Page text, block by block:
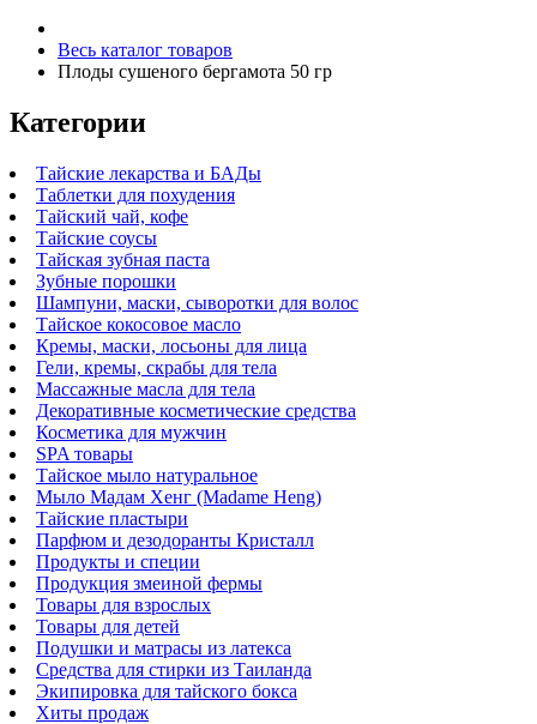
Весь каталог товаров
Плоды сушеного бергамота 50 гр
Категории
Тайские лекарства и БАДы
Таблетки для похудения
Тайский чай, кофе
Тайские соусы
Тайская зубная паста
Зубные порошки
Шампуни, маски, сыворотки для волос
Тайское кокосовое масло
Кремы, маски, лосьоны для лица
Гели, кремы, скрабы для тела
Массажные масла для тела
Декоративные косметические средства
Косметика для мужчин
SPA товары
Тайское мыло натуральное
Мыло Мадам Хенг (Madame Heng)
Тайские пластыри
Парфюм и дезодоранты Кристалл
Продукты и специи
Продукция змеиной фермы
Товары для взрослых
Товары для детей
Подушки и матрасы из латекса
Средства для стирки из Таиланда
Экипировка для тайского бокса
Хиты продаж